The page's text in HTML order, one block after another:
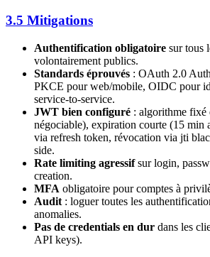
3.5 Mitigations
Authentification obligatoire sur tous
volontairement publics.
Standards éprouvés : OAuth 2.0
PKCE pour web/mobile, OIDC pour
service-to-service.
JWT bien configuré : algorithme fixé
négociable), expiration courte (15 min
via refresh token, révocation via jti
side.
Rate limiting agressifsur login,
creation.
MFA obligatoire pour comptes à
Audit : loguer toutes les
anomalies.
Pas de credentials en dur dans les
API keys).